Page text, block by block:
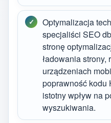
Optymalizacja
specjaliści SEO
stronę
ładowania
urządzeniach
poprawność kodu
istotny wpływ na
wyszukiwania.